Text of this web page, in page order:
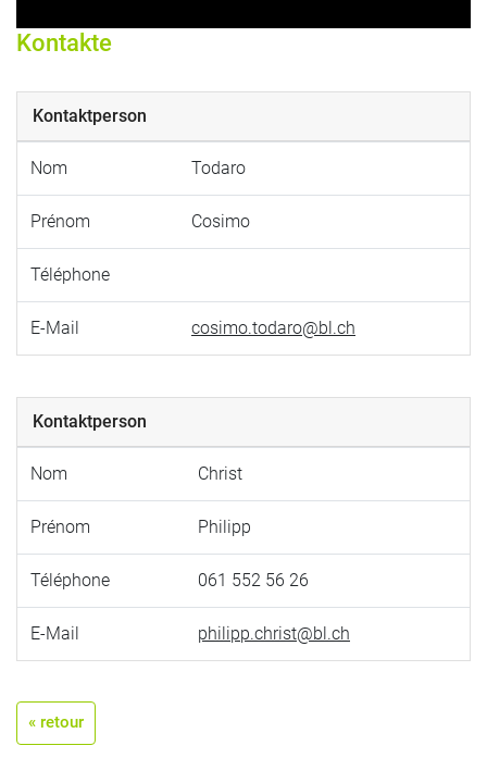
Kontakte
Kontaktperson
Nom Todaro
Prénom Cosimo
Téléphone
E-Mail cosimo.todaro@bl.ch
Kontaktperson
Nom Christ
Prénom Philipp
Téléphone 061 552 56 26
E-Mail philipp.christ@bl.ch
« retour